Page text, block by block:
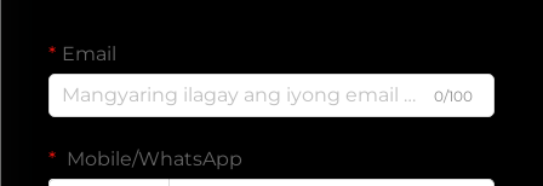
Email
0/100
Mobile/WhatsApp